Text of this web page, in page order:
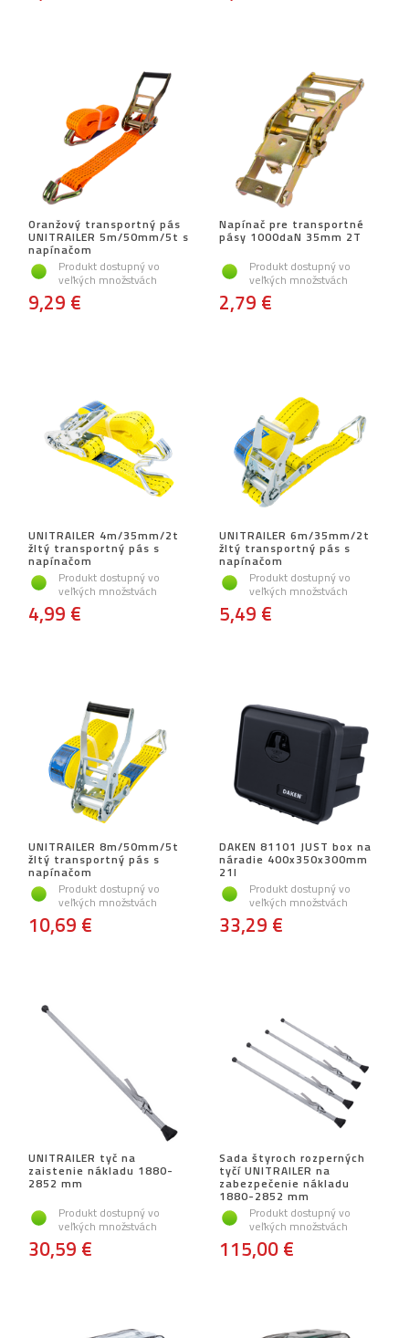
Oranžový transportný pás
UNITRAILER 5m/50mm/5t s
napínačom
Produkt dostupný vo
veľkých množstvách
9,29 €
Napínač pre transportné
pásy 1000daN 35mm 2T
Produkt dostupný vo
veľkých množstvách
2,79 €
UNITRAILER 4m/35mm/2t
žltý transportný pás s
napínačom
Produkt dostupný vo
veľkých množstvách
4,99 €
UNITRAILER 6m/35mm/2t
žltý transportný pás s
napínačom
Produkt dostupný vo
veľkých množstvách
5,49 €
UNITRAILER 8m/50mm/5t
žltý transportný pás s
napínačom
Produkt dostupný vo
veľkých množstvách
10,69 €
DAKEN 81101 JUST box na
náradie 400x350x300mm
21l
Produkt dostupný vo
veľkých množstvách
33,29 €
UNITRAILER tyč na
zaistenie nákladu 1880-
2852 mm
Produkt dostupný vo
veľkých množstvách
30,59 €
Sada štyroch rozperných
tyčí UNITRAILER na
zabezpečenie nákladu
1880-2852 mm
Produkt dostupný vo
veľkých množstvách
115,00 €